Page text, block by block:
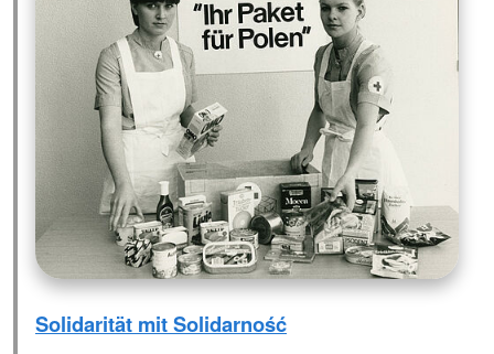
Solidarität mit Solidarność